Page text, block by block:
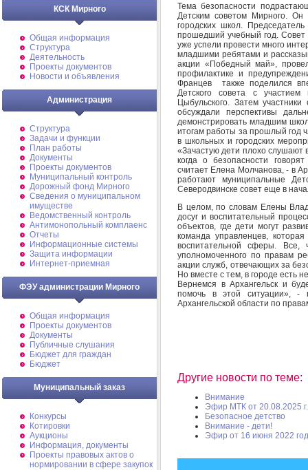
КСК Мирного
Общая информация
Структура
Деятельность
Проекты документов
Новости и объявления
Администрация
Структура
Задачи и функции
План работы
Документы
Проекты документов
Муниципальный контроль
Дорожный фонд Мирного
Cведения о муниципальном
имуществе
Ведомственный контроль
Антимонопольный комплаенс
Отчеты
Информационные системы
Защита информации
Интернет-приемная
ФЭУ администрации Мирного
Общая информация
Проекты документов
Документы
Публичные слушания
Бюджет для граждан
Бюджет
Муниципальный заказ
Конкурсы
Котировки
Аукционы
Информация, документы
Проекты правовых актов о
нормировании в сфере закупок
Тема безопасности
Детским советом Мирного. Он
городских школ.
прошедший учебный год. Совет
уже успели провести много
младшими ребятами и
акции «Победный май»,
профилактике и
Францев также поделился
Детского совета с участием
Цыбульского. Затем
обсуждали перспективы
демонстрировать младшим
итогам работы за прошлый год
в школьных и городских
«Зачастую дети плохо слушают
когда о безопасности
считает Елена Молчанова, - в
работают муниципальные
Северодвинске совет еще в
В целом, по словам Елены
досуг и воспитательный
объектов, где дети могут
команда управленцев,
воспитательной сферы. Все,
уполномоченного по правам
акции служб, отвечающих за
Но вместе с тем, в городе есть
Вернемся в Архангельск и
помочь в этой ситуации», -
Архангельской области по
Другие новости по теме:
Внимание
Эфир МТК от 20.08.2025 г.
Безопасное детство
Внимание - дети!
Эфир от 16 июня 2022